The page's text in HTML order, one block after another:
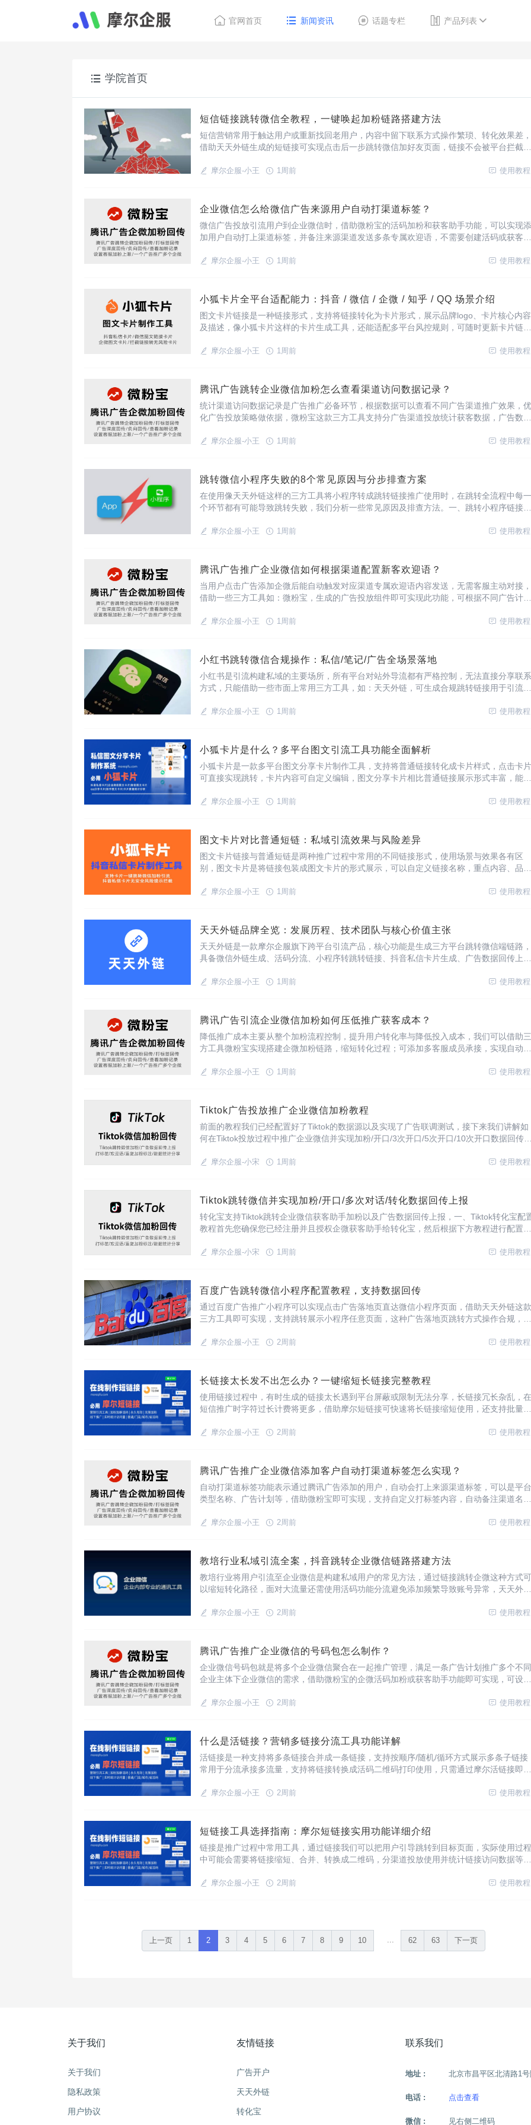
官网首页 新闻资讯 话题专栏 产品列表
学院首页
短信链接跳转微信全教程，一键唤起加粉链路搭建方法
短信营销常用于触达用户或重新找回老用户，内容中留下联系方式操作繁琐、转化效果差，
借助天天外链生成的短链接可实现点击后一步跳转微信加好友页面，链接不会被平台拦截或
具。使用跳转功能的短链接有什么优势？降低推广成本：短信计费
摩尔企服-小王 1周前 使用教程
企业微信怎么给微信广告来源用户自动打渠道标签？
微信广告投放引流用户到企业微信时，借助微粉宝的活码加粉和获客助手功能，可以实现添
加用户自动打上渠道标签，并备注来源渠道发送多条专属欢迎语，不需要创建活码或获客助
分渠道打标签？1、注册与授权前往微粉宝官网(网站：h
摩尔企服-小王 1周前 使用教程
小狐卡片全平台适配能力：抖音 / 微信 / 企微 / 知乎 / QQ 场景介绍
图文卡片链接是一种链接形式，支持将链接转化为卡片形式，展示品牌logo、卡片核心内容
及描述，像小狐卡片这样的卡片生成工具，还能适配多平台风控规则，可随时更新卡片链
作工具}适配平台使用场景及优势抖音场景将微信外链
摩尔企服-小王 1周前 使用教程
腾讯广告跳转企业微信加粉怎么查看渠道访问数据记录？
统计渠道访问数据记录是广告推广必备环节，根据数据可以查看不同广告渠道推广效果，优
化广告投放策略做依据，微粉宝这款三方工具支持分广告渠道投放统计获客数据，广告数据
统计访问、点击、转化数据，将不同广告渠道具体引流效果量化
摩尔企服-小王 1周前 使用教程
跳转微信小程序失败的8个常见原因与分步排查方案
在使用像天天外链这样的三方工具将小程序转成跳转链接推广使用时，在跳转全流程中每一
个环节都有可能导致跳转失败，我们分析一些常见原因及排查方法。一、跳转小程序链接参
面；排查方案：进入工具后台查看是否授权上架小程序，小程
摩尔企服-小王 1周前 使用教程
腾讯广告推广企业微信如何根据渠道配置新客欢迎语？
当用户点击广告添加企微后能自动触发对应渠道专属欢迎语内容发送，无需客服主动对接，
借助一些三方工具如：微粉宝，生成的广告投放组件即可实现此功能，可根据不同广告计划
化运营。使用渠道欢迎语可实现哪些功能？欢迎语可一次性发送
摩尔企服-小王 1周前 使用教程
小红书跳转微信合规操作：私信/笔记/广告全场景落地
小红书是引流构建私域的主要场所，所有平台对站外导流都有严格控制，无法直接分享联系
方式，只能借助一些市面上常用三方工具，如：天天外链，可生成合规跳转链接用于引流，
景投放链接，用户点击进入落地页，配置引导点击跳转
摩尔企服-小王 1周前 使用教程
小狐卡片是什么？多平台图文引流工具功能全面解析
小狐卡片是一款多平台图文分享卡片制作工具，支持将普通链接转化成卡片样式，点击卡片
可直接实现跳转，卡片内容可自定义编辑，图文分享卡片相比普通链接展示形式丰富，能提
片：常用于抖音私信内分享提升客户点击率，可制作跳转到个
摩尔企服-小王 1周前 使用教程
图文卡片对比普通短链：私域引流效果与风险差异
图文卡片链接与普通短链是两种推广过程中常用的不同链接形式，使用场景与效果各有区
别，图文卡片是将链接包装成图文卡片的形式展示，可以自定义链接名称，重点内容、品牌
链即将长链接缩短，字符精简，优化了链接形式，引流效果不如卡
摩尔企服-小王 1周前 使用教程
天天外链品牌全览：发展历程、技术团队与核心价值主张
天天外链是一款摩尔企服旗下跨平台引流产品，核心功能是生成三方平台跳转微信端链路，
具备微信外链生成、活码分流、小程序转跳转链接、抖音私信卡片生成、广告数据回传上
2020年正式上线，基础功能是构建跳转链接，支持微信外
摩尔企服-小王 1周前 使用教程
腾讯广告引流企业微信加粉如何压低推广获客成本？
降低推广成本主要从整个加粉流程控制，提升用户转化率与降低投入成本，我们可以借助三
方工具微粉宝实现搭建企微加粉链路，缩短转化过程；可添加多客服成员承接，实现自动化
型精准度，优化整个加粉环节来降低成本。{微粉宝}如何使用
摩尔企服-小王 1周前 使用教程
Tiktok广告投放推广企业微信加粉教程
前面的教程我们已经配置好了Tiktok的数据源以及实现了广告联调测试，接下来我们讲解如
何在Tiktok投放过程中推广企业微信并实现加粉/开口/3次开口/5次开口/10次开口数据回传上
索收集” -
摩尔企服-小宋 1周前 使用教程
Tiktok跳转微信并实现加粉/开口/多次对话/转化数据回传上报
转化宝支持Tiktok跳转企业微信获客助手加粉以及广告数据回传上报，一、Tiktok转化宝配
教程首先您确保您已经注册并且授权企微获客助手给转化宝，然后根据下方教程进行配置：
摩尔企服-小宋 1周前 使用教程
百度广告跳转微信小程序配置教程，支持数据回传
通过百度广告推广小程序可以实现点击广告落地页直达微信小程序页面，借助天天外链这款
三方工具即可实现，支持跳转展示小程序任意页面，这种广告落地页跳转方式操作合规，广
型提供依据。如何生成跳转企小程序推广链接？一、注册账号
摩尔企服-小王 2周前 使用教程
长链接太长发不出怎么办？一键缩短长链接完整教程
使用链接过程中，有时生成的链接太长遇到平台屏蔽或限制无法分享，长链接冗长杂乱，在
短信推广时字符过长计费将更多，借助摩尔短链接可快速将长链接缩短使用，还支持批量生
注册与登录前往摩尔活链接官网（入口：https://
摩尔企服-小王 2周前 使用教程
腾讯广告推广企业微信添加客户自动打渠道标签怎么实现？
自动打渠道标签功能表示通过腾讯广告添加的用户，自动会打上来源渠道标签，可以是平台
类型名称、广告计划等，借助微粉宝即可实现，支持自定义打标签内容，自动备注渠道名
能，可以提升客服成员对接效率，自动化精准度高，避免手动添加出现
摩尔企服-小王 2周前 使用教程
教培行业私域引流全案，抖音跳转企业微信链路搭建方法
教培行业将用户引流至企业微信是构建私域用户的常见方法，通过链接跳转企微这种方式可
以缩短转化路径，面对大流量还需使用活码功能分流避免添加频繁导致账号异常，天天外链
信卡片在不同场景使用。如何生成跳转企业微信的链接？一、
摩尔企服-小王 2周前 使用教程
腾讯广告推广企业微信的号码包怎么制作？
企业微信号码包就是将多个企业微信聚合在一起推广管理，满足一条广告计划推广多个不同
企业主体下企业微信的需求，借助微粉宝的企微活码加粉或获客助手功能即可实现，可设置
送欢迎语，可实现加粉开口回传、深度回传、负向回传等功能。使
摩尔企服-小王 2周前 使用教程
什么是活链接？营销多链接分流工具功能详解
活链接是一种支持将多条链接合并成一条链接，支持按顺序/随机/循环方式展示多条子链接
常用于分流承接多流量，支持将链接转换成活码二维码打印使用，只需通过摩尔活链接即可
接？一、注册与登录前往摩尔活链接官网（入口：http
摩尔企服-小王 2周前 使用教程
短链接工具选择指南：摩尔短链接实用功能详细介绍
链接是推广过程中常用工具，通过链接我们可以把用户引导跳转到目标页面，实际使用过程
中可能会需要将链接缩短、合并、转换成二维码，分渠道投放使用并统计链接访问数据等功
摩尔企服-小王 2周前 使用教程
上一页 1 2 3 4 5 6 7 8 9 10 ... 62 63 下一页
关于我们
关于我们
隐私政策
用户协议
友情链接
广告开户
天天外链
转化宝
联系我们
地址 : 北京市昌平区北清路1
电话 : 点击查看
微信 : 见右侧二维码